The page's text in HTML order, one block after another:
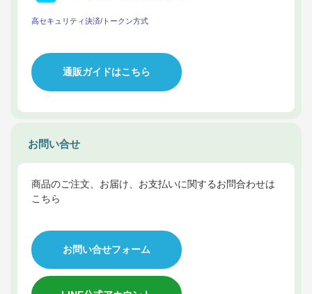
高セキュリティ決済/トークン方式
通販ガイドはこちら
お問い合せ
商品のご注文、お届け、お支払いに関するお問合わせは
こちら
お問い合せフォーム